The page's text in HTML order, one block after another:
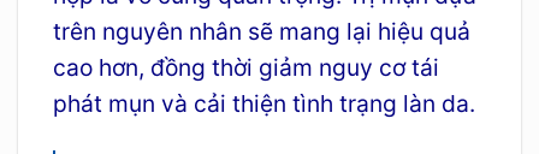
trên nguyên nhân sẽ mang lại hiệu quả
cao hơn, đồng thời giảm nguy cơ tái
phát mụn và cải thiện tình trạng làn da.